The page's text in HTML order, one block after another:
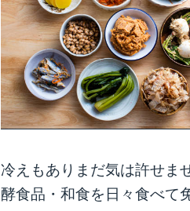
冷えもありまだ気は許せま
酵食品・和食を日々食べて